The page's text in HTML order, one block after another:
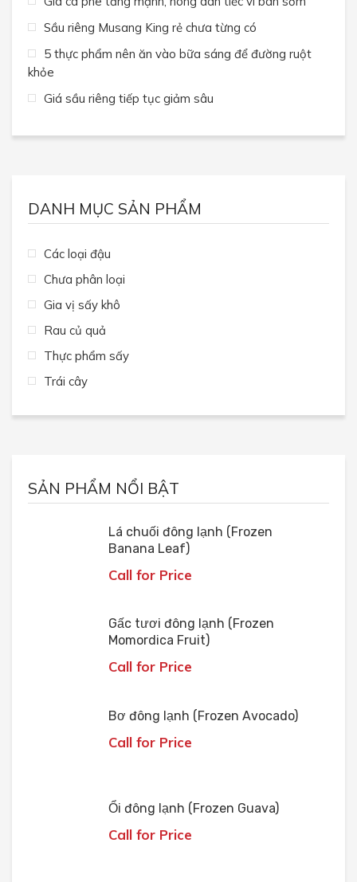
Sầu riêng Musang King rẻ chưa từng có
5 thực phẩm nên ăn vào bữa sáng để đường ruột
khỏe
Giá sầu riêng tiếp tục giảm sâu
DANH MỤC SẢN PHẨM
Các loại đậu
Chưa phân loại
Gia vị sấy khô
Rau củ quả
Thực phẩm sấy
Trái cây
SẢN PHẨM NỔI BẬT
Lá chuối đông lạnh (Frozen
Banana Leaf)
Call for Price
Gấc tươi đông lạnh (Frozen
Momordica Fruit)
Call for Price
Bơ đông lạnh (Frozen Avocado)
Call for Price
Ổi đông lạnh (Frozen Guava)
Call for Price